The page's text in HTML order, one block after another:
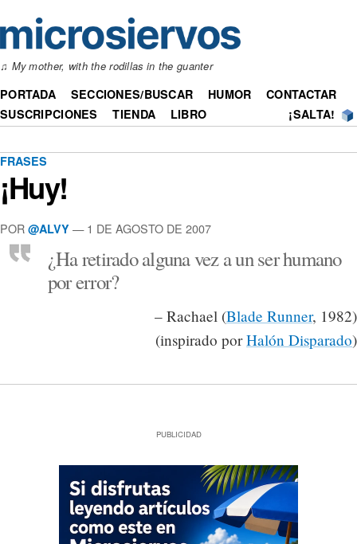
♫ My mother, with the rodillas in the guanter
PORTADA SECCIONES/BUSCAR HUMOR
CONTACTAR
SUSCRIPCIONES
TIENDA LIBRO ¡SALTA!
FRASES
¡Huy!
POR @ALVY — 1 DE AGOSTO DE 2007
¿Ha retirado alguna vez a un ser humano
por error?
– Rachael (Blade Runner, 1982)
(inspirado porHalón Disparado)
PUBLICIDAD